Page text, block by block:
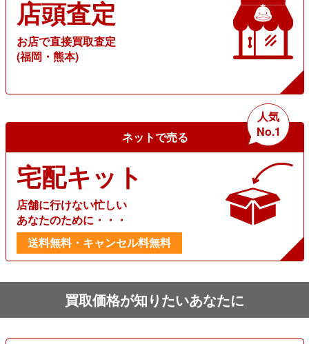
店頭査定
お店で直接買取査定
(福岡・熊本)
ネットで売る
人気
No.1
宅配キット
店舗に行けない忙しい
あなたのために・・・
送料無料・キャンセル料無料
買取価格が知りたいあなたに